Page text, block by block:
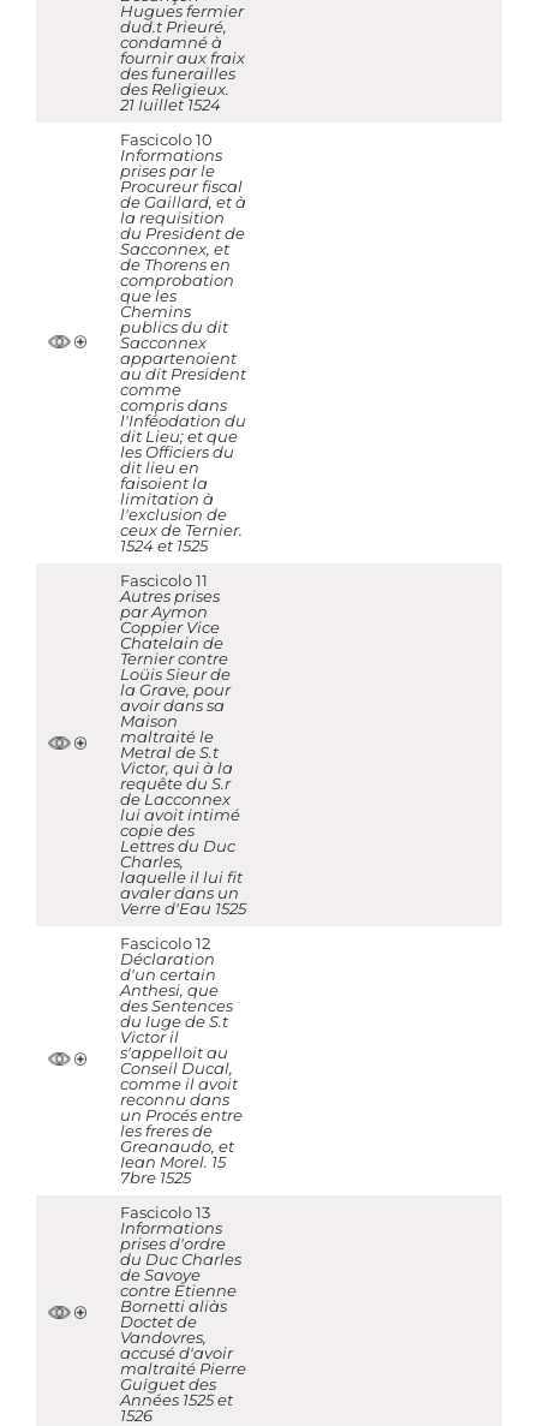
Hugues fermier
dud.t Prieuré,
condamné à
fournir aux fraix
des funerailles
des Religieux.
21 Iuillet 1524
Fascicolo 10
Informations
prises par le
Procureur fiscal
de Gaillard, et à
la requisition
du President de
Sacconnex, et
de Thorens en
comprobation
que les
Chemins
publics du dit
Sacconnex
appartenoient
au dit President
comme
compris dans
l'Inféodation du
dit Lieu; et que
les Officiers du
dit lieu en
faisoient la
limitation à
l'exclusion de
ceux de Ternier.
1524 et 1525
Fascicolo 11
Autres prises
par Aymon
Coppier Vice
Chatelain de
Ternier contre
Loüis Sieur de
la Grave, pour
avoir dans sa
Maison
maltraité le
Metral de S.t
Victor, qui à la
requête du S.r
de Lacconnex
lui avoit intimé
copie des
Lettres du Duc
Charles,
laquelle il lui fit
avaler dans un
Verre d'Eau 1525
Fascicolo 12
Déclaration
d'un certain
Anthesi, que
des Sentences
du Iuge de S.t
Victor il
s'appelloit au
Conseil Ducal,
comme il avoit
reconnu dans
un Procés entre
les freres de
Greanaudo, et
Iean Morel. 15
7bre 1525
Fascicolo 13
Informations
prises d'ordre
du Duc Charles
de Savoye
contre Etienne
Bornetti aliàs
Doctet de
Vandovres,
accusé d'avoir
maltraité Pierre
Guiguet des
Années 1525 et
1526